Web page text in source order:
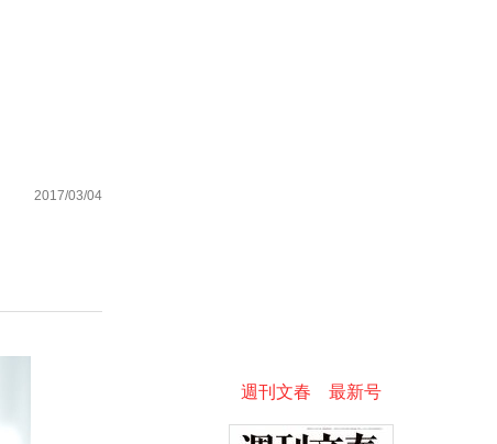
が悲しい」『北の国から』倉本聰氏（91...
2017/03/04
週刊文春 最新号